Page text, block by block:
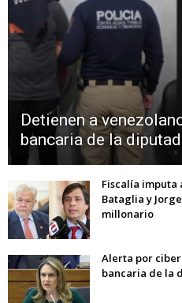
Detienen a
bancaria de la
Fiscalía imputa
Bataglia y
millonario
Alerta por
bancaria de la